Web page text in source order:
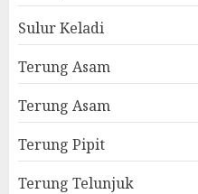
Sulur Keladi
Terung Asam
Terung Asam
Terung Pipit
Terung Telunjuk